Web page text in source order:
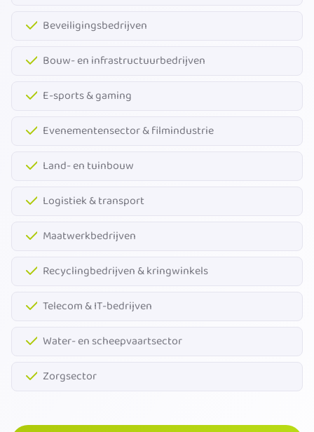
Beveiligingsbedrijven
Bouw- en infrastructuurbedrijven
E-sports & gaming
Evenementensector & filmindustrie
Land- en tuinbouw
Logistiek & transport
Maatwerkbedrijven
Recyclingbedrijven & kringwinkels
Telecom & IT-bedrijven
Water- en scheepvaartsector
Zorgsector